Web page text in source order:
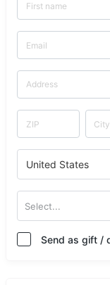
United States
Select...
Send as gift /